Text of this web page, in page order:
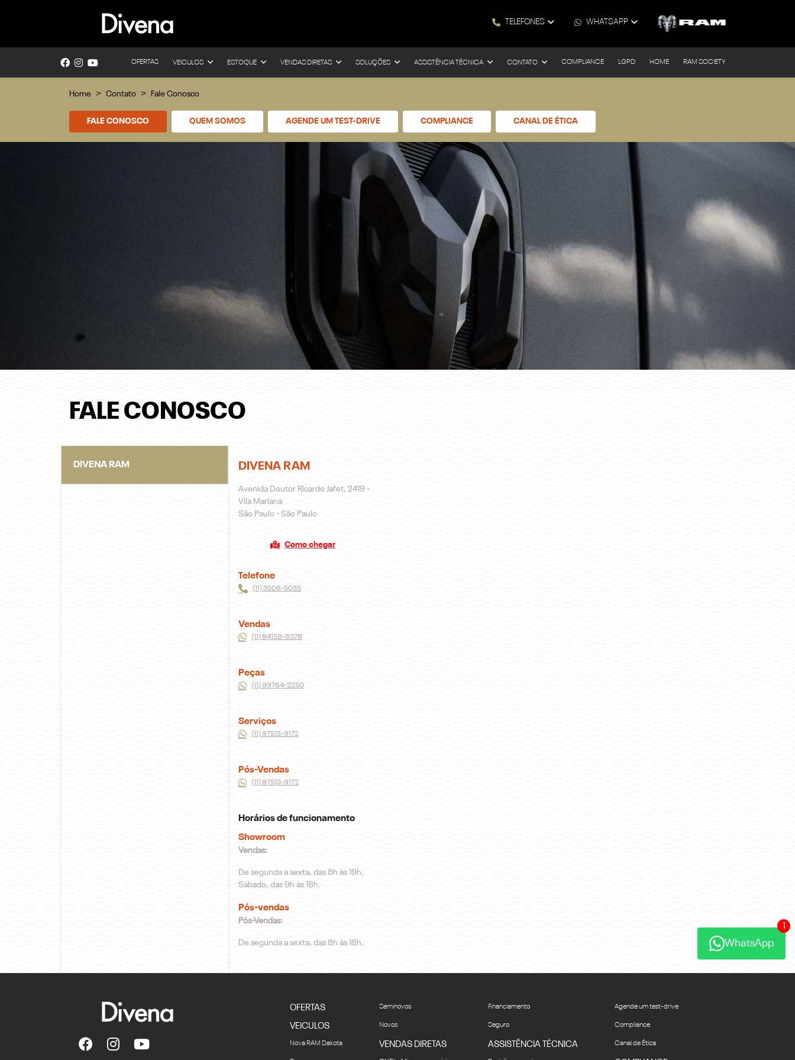
TELEFONES WHATSAPP
OFERTAS VEICULOS ESTOQUE VENDAS DIRETAS SOLUÇÕES ASSISTÊNCIA TÉCNICA CONTATO COMPLIANCE LGPD HOME RAM SOCIETY
Home Contato Fale Conosco
FALE CONOSCO QUEM SOMOS AGENDE UM TEST-DRIVE COMPLIANCE CANAL DE ÉTICA
FALE CONOSCO
DIVENA RAM DIVENA RAM
Avenida Doutor Ricardo Jafet, 2419 -
Vila Mariana
São Paulo - São Paulo
Como chegar
Telefone
(11) 3506-5035
Vendas
(11) 94159-8378
Peças
(11) 99764-2250
Serviços
(11) 97513-9172
Pós-Vendas
(11) 97513-9172
Horários de funcionamento
Showroom
Vendas:
De segunda a sexta, das 8h às 19h.
Sábado, das 9h às 18h.
Pós-vendas
Pós-Vendas:
De segunda a sexta, das 8h às 18h.
OFERTAS
VEICULOS
Nova RAM Dakota
Seminovos
Novos
VENDAS DIRETAS
Financiamento
Seguro
ASSISTÊNCIA TÉCNICA
Agende um test-drive
Compliance
Canal de Ética
WhatsApp